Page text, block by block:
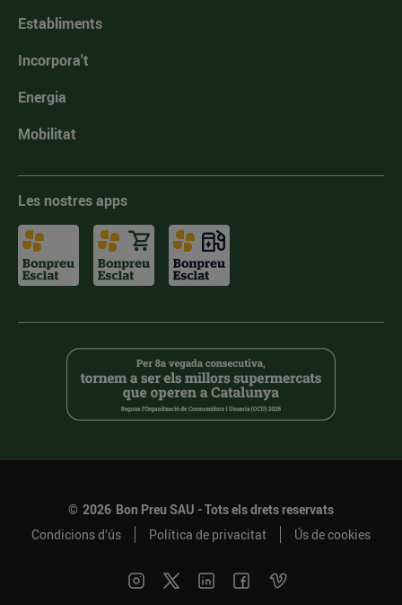
Establiments
Incorpora't
Energia
Mobilitat
Les nostres apps
© 2026 Bon Preu SAU - Tots els drets reservats
Condicions d’ús
Política de privacitat Ús de cookies